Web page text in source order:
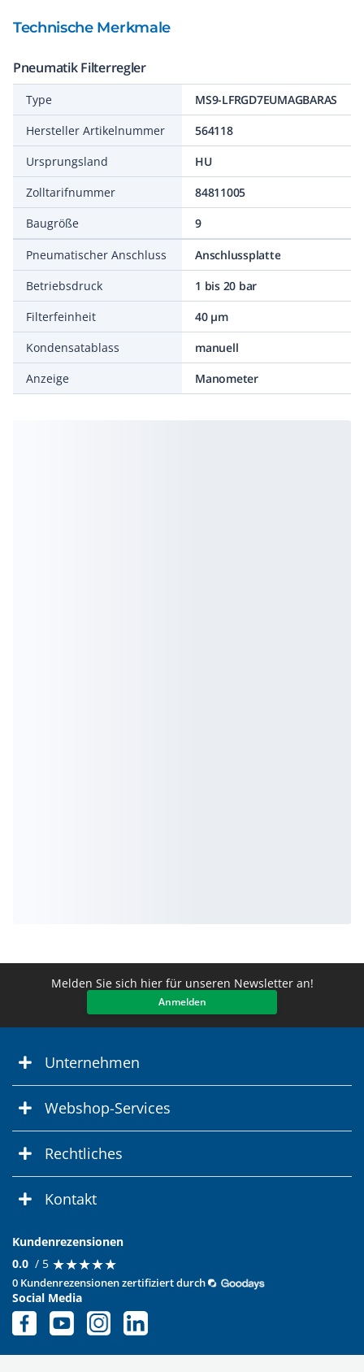
Technische Merkmale
Pneumatik Filterregler
Type
MS9-LFRGD7EUMAGBARAS
Hersteller Artikelnummer
564118
Ursprungsland
HU
Zolltarifnummer
84811005
Baugröße
9
Pneumatischer Anschluss
Anschlussplatte
Betriebsdruck
1 bis 20 bar
Filterfeinheit
40 µm
Kondensatablass
manuell
Anzeige
Manometer
Melden Sie sich hier für unseren Newsletter an!
Anmelden
Unternehmen
Webshop-Services
Rechtliches
Kontakt
Kundenrezensionen
0.0 / 5 ★★★★★
★★★★★
0 Kundenrezensionen zertifiziert durch
Social Media